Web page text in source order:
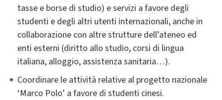
tasse e borse di studio) e servizi a favore degli
studenti e degli altri utenti internazionali, anche in
collaborazione con altre strutture dell’ateneo ed
enti esterni (diritto allo studio, corsi di lingua
italiana, alloggio, assistenza sanitaria…).
Coordinare le attività relative al progetto nazionale
‘Marco Polo’ a favore di studenti cinesi.